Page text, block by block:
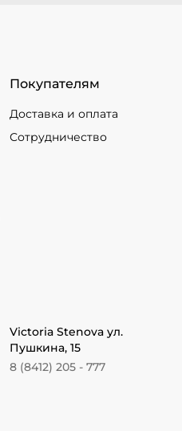
Покупателям
Доставка и оплата
Сотрудничество
Victoria Stenova ул.
Пушкина, 15
8 (8412) 205 - 777